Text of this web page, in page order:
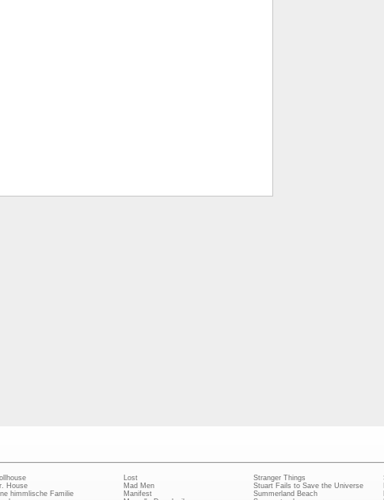
House
himmlische Familie
Lost
Mad Men
Manifest
Stranger Things
Stuart Fails to Save the Universe
Summerland Beach